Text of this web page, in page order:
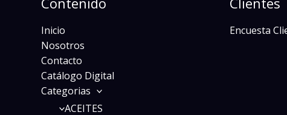
Inicio
Nosotros
Contacto
Catálogo Digital
Categorias
ACEITES
Encuesta